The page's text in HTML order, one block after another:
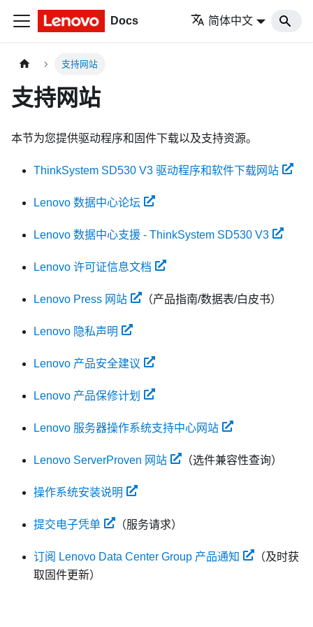
Docs 简体中文
支持网站
支持网站
本节为您提供驱动程序和固件下载以及支持资源。
ThinkSystem SD530 V3 驱动程序和软件下载网站
Lenovo 数据中心论坛
Lenovo 数据中心支援 - ThinkSystem SD530 V3
Lenovo 许可证信息文档
Lenovo Press 网站 （产品指南/数据表/白皮书）
Lenovo 隐私声明
Lenovo 产品安全建议
Lenovo 产品保修计划
Lenovo 服务器操作系统支持中心网站
Lenovo ServerProven 网站 （选件兼容性查询）
操作系统安装说明
提交电子凭单 （服务请求）
订阅 Lenovo Data Center Group 产品通知
（及时获
取固件更新）